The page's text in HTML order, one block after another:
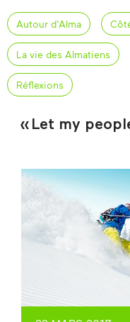
Autour d'Alma
La vie des Almatiens
Réflexions
« Let my